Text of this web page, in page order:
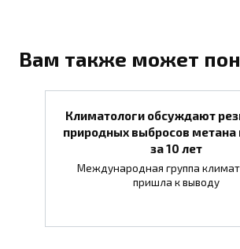
Вам также может
Климатологи обсуждают
природных выбросов метана
за 10 лет
Международная группа
пришла к выводу